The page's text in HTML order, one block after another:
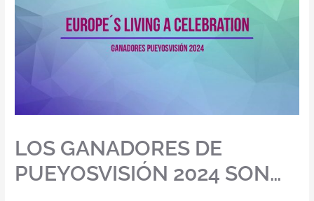
LOS GANADORES DE
PUEYOSVISIÓN 2024 SON…